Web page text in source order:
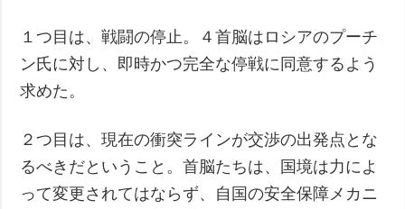
１つ目は、戦闘の停止。４首脳はロシアのプーチ
ン氏に対し、即時かつ完全な停戦に同意するよう
求めた。
２つ目は、現在の衝突ラインが交渉の出発点とな
るべきだということ。首脳たちは、国境は力によ
って変更されてはならず、自国の安全保障メカニ